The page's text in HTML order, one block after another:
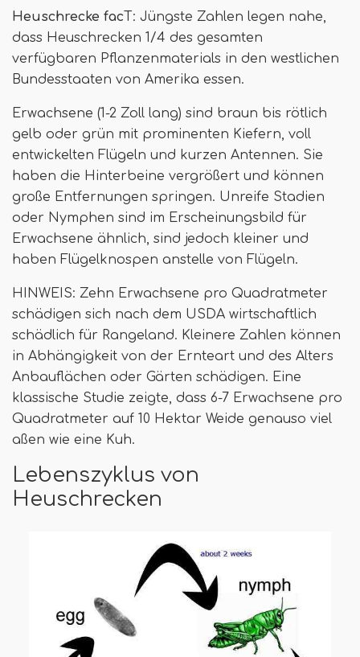
Heuschrecke facT: Jüngste Zahlen legen nahe,
dass Heuschrecken 1/4 des gesamten
verfügbaren Pflanzenmaterials in den westlichen
Bundesstaaten von Amerika essen.
Erwachsene (1-2 Zoll lang) sind braun bis rötlich
gelb oder grün mit prominenten Kiefern, voll
entwickelten Flügeln und kurzen Antennen. Sie
haben die Hinterbeine vergrößert und können
große Entfernungen springen. Unreife Stadien
oder Nymphen sind im Erscheinungsbild für
Erwachsene ähnlich, sind jedoch kleiner und
haben Flügelknospen anstelle von Flügeln.
HINWEIS: Zehn Erwachsene pro Quadratmeter
schädigen sich nach dem USDA wirtschaftlich
schädlich für Rangeland. Kleinere Zahlen können
in Abhängigkeit von der Ernteart und des Alters
Anbauflächen oder Gärten schädigen. Eine
klassische Studie zeigte, dass 6-7 Erwachsene pro
Quadratmeter auf 10 Hektar Weide genauso viel
aßen wie eine Kuh.
Lebenszyklus von
Heuschrecken